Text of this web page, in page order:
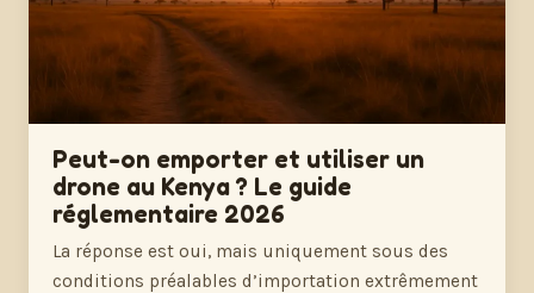
Peut-on emporter et utiliser un
drone au Kenya ? Le guide
réglementaire 2026
La réponse est oui, mais uniquement sous des
conditions préalables d’importation extrêmement